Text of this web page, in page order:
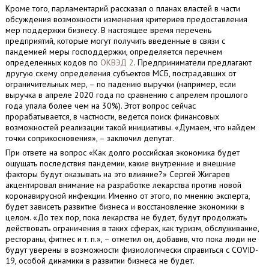
Кроме того, парламентарий рассказал о планах властей в части
обсуждения возможности изменения критериев предоставления
мер поддержки бизнесу. В настоящее время перечень
предприятий, которые могут получить введенные в связи с
пандемией меры господдержки, определяется перечнем
определенных кодов по ОКВЭД 2. Предприниматели предлагают
другую схему определения субъектов МСБ, пострадавших от
ограничительных мер, – по падению выручки (например, если
выручка в апреле 2020 года по сравнению с апрелем прошлого
года упала более чем на 30%). Этот вопрос сейчас
прорабатывается, в частности, ведется поиск финансовых
возможностей реализации такой инициативы. «Думаем, что найдем
точки соприкосновения», – заключил депутат.
При ответе на вопрос «Как долго российская экономика будет
ощущать последствия пандемии, какие внутренние и внешние
факторы будут оказывать на это влияние?» Сергей Жигарев
акцентировал внимание на разработке лекарства против новой
коронавирусной инфекции. Именно от этого, по мнению эксперта,
будет зависеть развитие бизнеса и восстановление экономики в
целом. «До тех пор, пока лекарства не будет, будут продолжать
действовать ограничения в таких сферах, как туризм, обслуживание,
рестораны, фитнес и т. п.», – отметил он, добавив, что пока люди не
будут уверены в возможности физиологически справиться с COVID-
19, особой динамики в развитии бизнеса не будет.